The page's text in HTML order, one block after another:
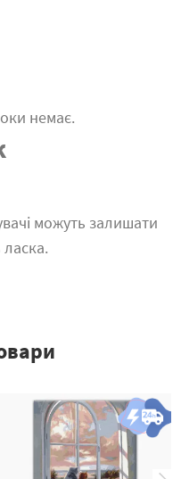
немає.
можуть залишати
ласка.